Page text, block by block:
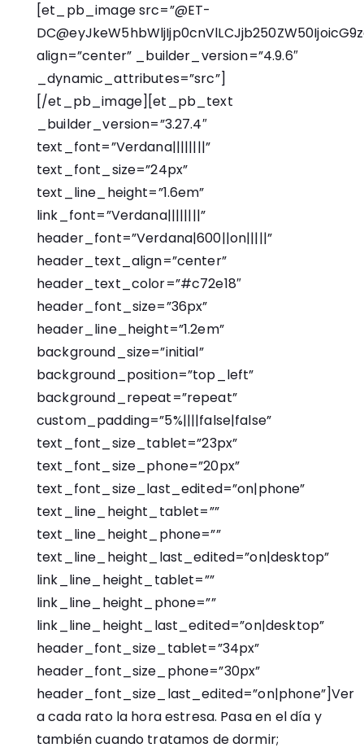
[et_pb_image src=”@ET-
align=”center” _builder_version=”4.9.6″
_dynamic_attributes=”src”]
[/et_pb_image][et_pb_text
_builder_version=”3.27.4″
text_font=”Verdana||||||||”
text_font_size=”24px”
text_line_height=”1.6em”
link_font=”Verdana||||||||”
header_font=”Verdana|600||on|||||”
header_text_align=”center”
header_text_color=”#c72e18″
header_font_size=”36px”
header_line_height=”1.2em”
background_size=”initial”
background_position=”top_left”
background_repeat=”repeat”
custom_padding=”5%||||false|false”
text_font_size_tablet=”23px”
text_font_size_phone=”20px”
text_font_size_last_edited=”on|phone”
text_line_height_tablet=””
text_line_height_phone=””
text_line_height_last_edited=”on|desktop”
link_line_height_tablet=””
link_line_height_phone=””
link_line_height_last_edited=”on|desktop”
header_font_size_tablet=”34px”
header_font_size_phone=”30px”
header_font_size_last_edited=”on|phone”]Ver
a cada rato la hora estresa. Pasa en el día y
también cuando tratamos de dormir;